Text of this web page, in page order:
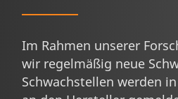
Im Rahmen unserer
wir regelmäßig neue
Schwachstellen werden